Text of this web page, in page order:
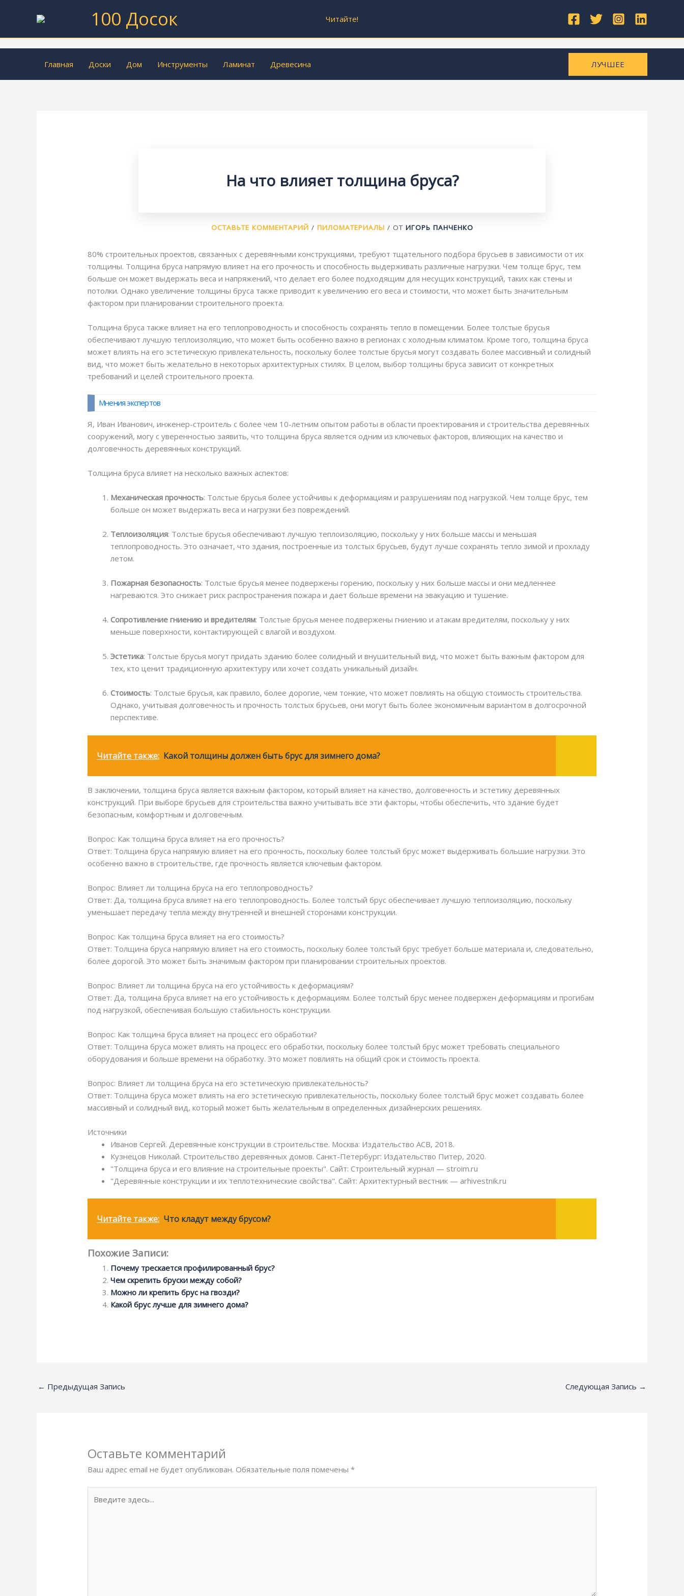
100 Досок Читайте!
Главная Доски Дом Инструменты Ламинат Древесина ЛУЧШЕЕ
На что влияет толщина бруса?
ОСТАВЬТЕ КОММЕНТАРИЙ / ПИЛОМАТЕРИАЛЫ / ОТ ИГОРЬ ПАНЧЕНКО
80% строительных проектов, связанных с деревянными конструкциями, требуют тщательного подбора брусьев в зависимости от их
толщины. Толщина бруса напрямую влияет на его прочность и способность выдерживать различные нагрузки. Чем толще брус, тем
больше он может выдержать веса и напряжений, что делает его более подходящим для несущих конструкций, таких как стены и
потолки. Однако увеличение толщины бруса также приводит к увеличению его веса и стоимости, что может быть значительным
фактором при планировании строительного проекта.
Толщина бруса также влияет на его теплопроводность и способность сохранять тепло в помещении. Более толстые брусья
обеспечивают лучшую теплоизоляцию, что может быть особенно важно в регионах с холодным климатом. Кроме того, толщина бруса
может влиять на его эстетическую привлекательность, поскольку более толстые брусья могут создавать более массивный и солидный
вид, что может быть желательно в некоторых архитектурных стилях. В целом, выбор толщины бруса зависит от конкретных
требований и целей строительного проекта.
Мнения экспертов
Я, Иван Иванович, инженер-строитель с более чем 10-летним опытом работы в области проектирования и строительства деревянных
сооружений, могу с уверенностью заявить, что толщина бруса является одним из ключевых факторов, влияющих на качество и
долговечность деревянных конструкций.
Толщина бруса влияет на несколько важных аспектов:
Механическая прочность: Толстые брусья более устойчивы к деформациям и разрушениям под нагрузкой. Чем толще брус, тем
больше он может выдержать веса и нагрузки без повреждений.
Теплоизоляция: Толстые брусья обеспечивают лучшую теплоизоляцию, поскольку у них больше массы и меньшая
теплопроводность. Это означает, что здания, построенные из толстых брусьев, будут лучше сохранять тепло зимой и прохладу
летом.
Пожарная безопасность: Толстые брусья менее подвержены горению, поскольку у них больше массы и они медленнее
нагреваются. Это снижает риск распространения пожара и дает больше времени на эвакуацию и тушение.
Сопротивление гниению и вредителям: Толстые брусья менее подвержены гниению и атакам вредителям, поскольку у них
меньше поверхности, контактирующей с влагой и воздухом.
Эстетика: Толстые брусья могут придать зданию более солидный и внушительный вид, что может быть важным фактором для
тех, кто ценит традиционную архитектуру или хочет создать уникальный дизайн.
Стоимость: Толстые брусья, как правило, более дорогие, чем тонкие, что может повлиять на общую стоимость строительства.
Однако, учитывая долговечность и прочность толстых брусьев, они могут быть более экономичным вариантом в долгосрочной
перспективе.
Читайте также: Какой толщины должен быть брус для зимнего дома?
В заключении, толщина бруса является важным фактором, который влияет на качество, долговечность и эстетику деревянных
конструкций. При выборе брусьев для строительства важно учитывать все эти факторы, чтобы обеспечить, что здание будет
безопасным, комфортным и долговечным.
Вопрос: Как толщина бруса влияет на его прочность?
Ответ: Толщина бруса напрямую влияет на его прочность, поскольку более толстый брус может выдерживать большие нагрузки. Это
особенно важно в строительстве, где прочность является ключевым фактором.
Вопрос: Влияет ли толщина бруса на его теплопроводность?
Ответ: Да, толщина бруса влияет на его теплопроводность. Более толстый брус обеспечивает лучшую теплоизоляцию, поскольку
уменьшает передачу тепла между внутренней и внешней сторонами конструкции.
Вопрос: Как толщина бруса влияет на его стоимость?
Ответ: Толщина бруса напрямую влияет на его стоимость, поскольку более толстый брус требует больше материала и, следовательно,
более дорогой. Это может быть значимым фактором при планировании строительных проектов.
Вопрос: Влияет ли толщина бруса на его устойчивость к деформациям?
Ответ: Да, толщина бруса влияет на его устойчивость к деформациям. Более толстый брус менее подвержен деформациям и прогибам
под нагрузкой, обеспечивая большую стабильность конструкции.
Вопрос: Как толщина бруса влияет на процесс его обработки?
Ответ: Толщина бруса может влиять на процесс его обработки, поскольку более толстый брус может требовать специального
оборудования и больше времени на обработку. Это может повлиять на общий срок и стоимость проекта.
Вопрос: Влияет ли толщина бруса на его эстетическую привлекательность?
Ответ: Толщина бруса может влиять на его эстетическую привлекательность, поскольку более толстый брус может создавать более
массивный и солидный вид, который может быть желательным в определенных дизайнерских решениях.
Источники
Иванов Сергей. Деревянные конструкции в строительстве. Москва: Издательство АСВ, 2018.
Кузнецов Николай. Строительство деревянных домов. Санкт-Петербург: Издательство Питер, 2020.
"Толщина бруса и его влияние на строительные проекты". Сайт: Строительный журнал — stroim.ru
"Деревянные конструкции и их теплотехнические свойства". Сайт: Архитектурный вестник — arhivestnik.ru
Читайте также: Что кладут между брусом?
Похожие Записи:
Почему трескается профилированный брус?
Чем скрепить бруски между собой?
Можно ли крепить брус на гвозди?
Какой брус лучше для зимнего дома?
← Предыдущая Запись Следующая Запись →
Оставьте комментарий
Ваш адрес email не будет опубликован. Обязательные поля помечены*
здесь...